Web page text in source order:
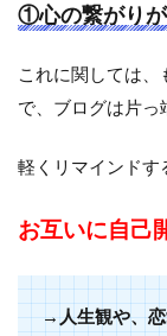
①心の繋がり
これに関しては
で、ブログは片
軽くリマインドす
お互いに自己
→人生観や、恋